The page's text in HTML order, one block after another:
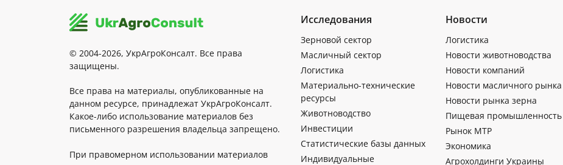
© 2004-2026, УкрАгроКонсалт. Все права
защищены.
Все права на материалы, опубликованные на
данном ресурсе, принадлежат УкрАгроКонсалт.
Какое-либо использование материалов без
письменного разрешения владельца запрещено.
При правомерном использовании материалов
Исследования
Зерновой сектор
Масличный сектор
Логистика
Материально-технические
ресурсы
Животноводство
Инвестиции
Статистические базы данных
Индивидуальные
Новости
Логистика
Новости животноводства
Новости компаний
Новости масличного рынка
Новости рынка зерна
Пищевая промышленность
Рынок МТР
Экономика
Агрохолдинги Украины